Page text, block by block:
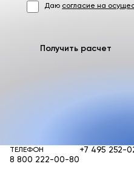
Даю согласие на
Получить расчет
ТЕЛЕФОН
8 800 222-00-80
+7 495 252-